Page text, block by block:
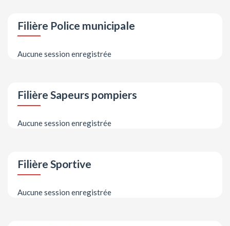
Filière Police municipale
Aucune session enregistrée
Filière Sapeurs pompiers
Aucune session enregistrée
Filière Sportive
Aucune session enregistrée